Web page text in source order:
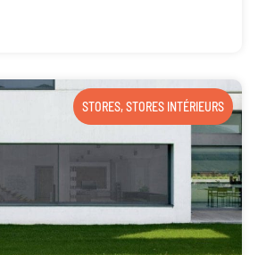
STORES,STORES INTÉRIEURS